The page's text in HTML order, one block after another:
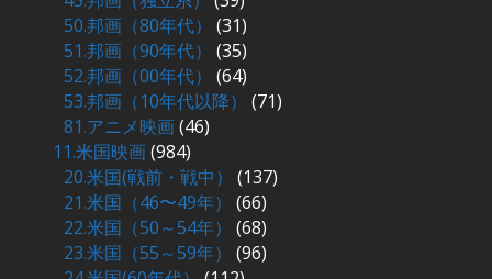
50.邦画（80年代）
(31)
51.邦画（90年代）
(35)
52.邦画（00年代）
(64)
53.邦画（10年代以降）
(71)
81.アニメ映画(46)
11.米国映画(984)
20.米国(戦前・戦中）
(137)
21.米国（46〜49年）
(66)
22.米国（50～54年）
(68)
23.米国（55～59年）
(96)